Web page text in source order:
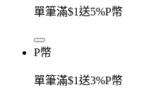
單筆滿$1送5%P幣
P幣
單筆滿$1送3%P幣